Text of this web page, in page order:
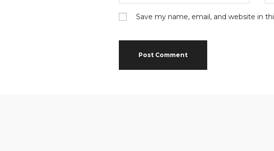
Save my name, email, and website in